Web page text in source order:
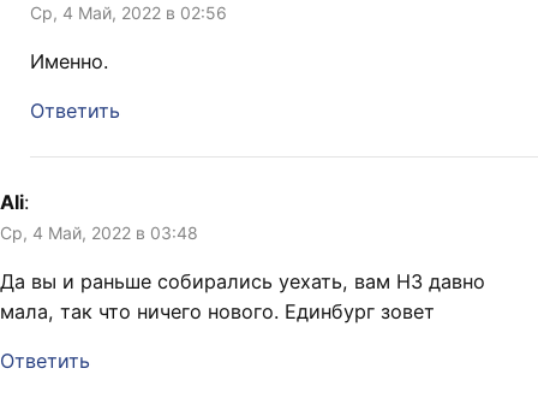
Ср, 4 Май, 2022 в 02:56
Именно.
Ответить
Ali:
Ср, 4 Май, 2022 в 03:48
Да вы и раньше собирались уехать, вам НЗ давно
мала, так что ничего нового. Единбург зовет
Ответить